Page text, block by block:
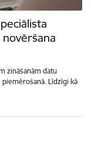
zināšanām datu
Līdzīgi kā